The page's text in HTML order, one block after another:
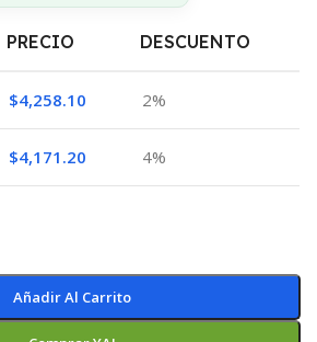
PRECIO DESCUENTO
$4,258.10 2%
$4,171.20
4%
Añadir Al Carrito